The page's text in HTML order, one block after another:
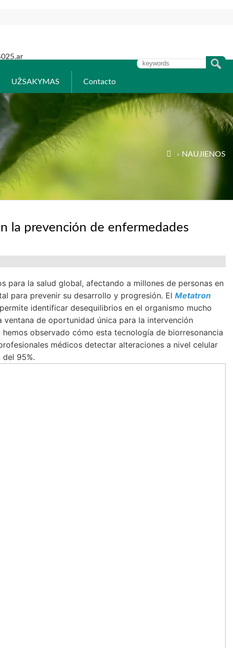
UŽSAKYMAS Contacto
 » NAUJIENOS
la prevención de enfermedades
para la salud global, afectando a millones de personas en
para prevenir su desarrollo y progresión. El Metatron
identificar desequilibrios en el organismo mucho
de oportunidad única para la intervención
observado cómo esta tecnología de biorresonancia
médicos detectar alteraciones a nivel celular
95%.